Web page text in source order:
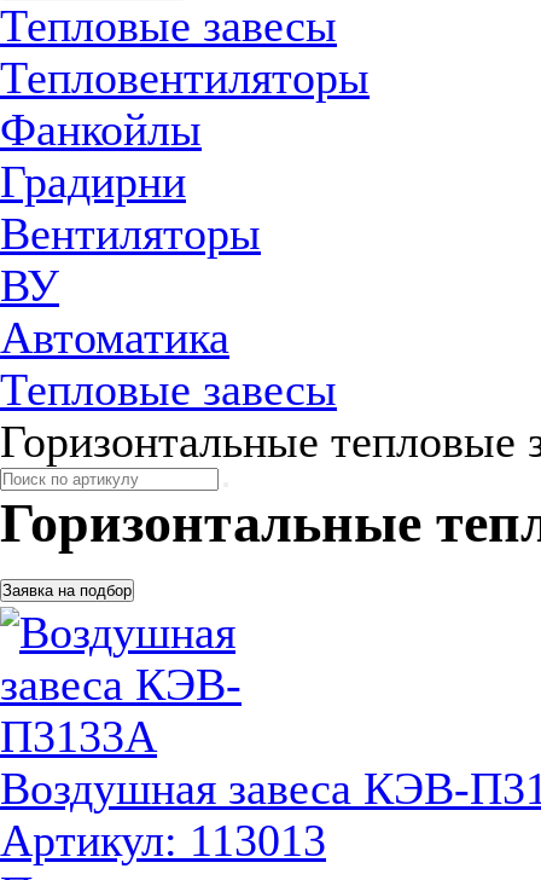
Тепловые завесы
Тепловентиляторы
Фанкойлы
Градирни
Вентиляторы
ВУ
Автоматика
Тепловые завесы
Горизонтальные тепловые
Горизонтальные
Заявка на подбор
Воздушная завеса КЭВ-
Артикул: 113013